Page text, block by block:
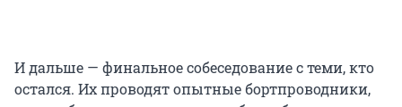
И дальше — финальное собеседование с теми, кто
остался. Их проводят опытные бортпроводники,